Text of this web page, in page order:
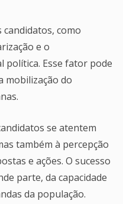
como
e o
política. Esse fator pode
mobilização do
se atentem
também à percepção
e ações. O sucesso
parte, da capacidade
da população.